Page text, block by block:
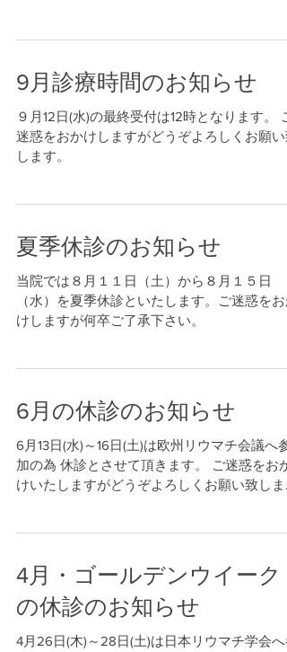
9月診療時間のお知らせ
９月12日(水)の最終受付は12時となります。 ご
迷惑をおかけしますがどうぞよろしくお願い
します。
夏季休診のお知らせ
当院では８月１１日（土）から８月１５日
（水）を夏季休診といたします。ご迷惑をお
けしますが何卒ご了承下さい。
6月の休診のお知らせ
6月13日(水)～16日(土)は欧州リウマチ会議へ参
加の為 休診とさせて頂きます。 ご迷惑をおか
けいたしますがどうぞよろしくお願い致しま
4月・ゴールデンウイーク
の休診のお知らせ
4月26日(木)～28日(土)は日本リウマチ学会へ